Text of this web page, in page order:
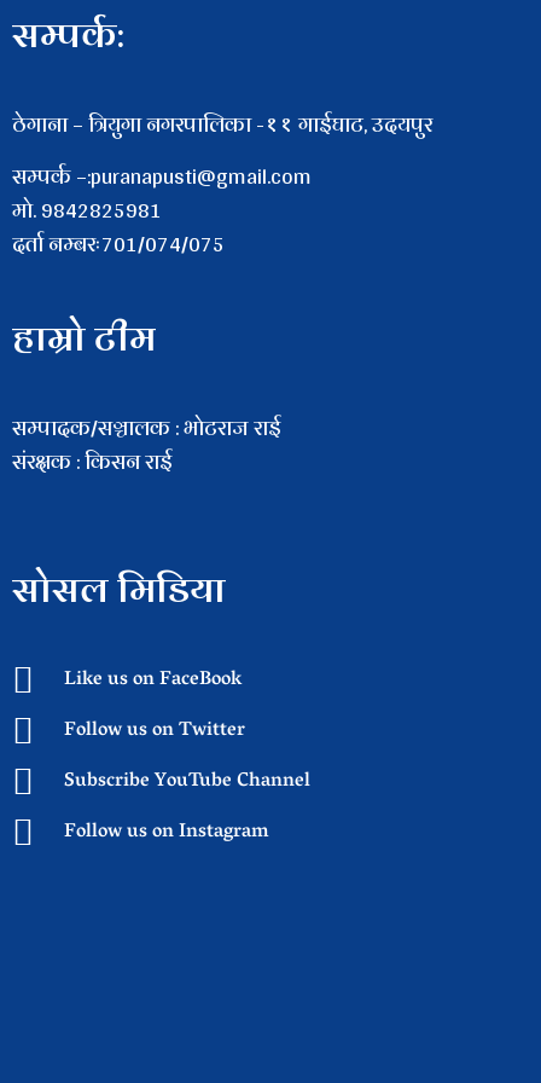
सम्पर्क:
ठेगाना – त्रियुगा नगरपालिका -११ गाईघाट, उदयपुर
सम्पर्क –:puranapusti@gmail.com
माे. 9842825981
दर्ता नम्बरः701/074/075
हाम्रो टीम
सम्पादक/सञ्चालक : भाेटराज राई
संरक्षक : किसन राई
सोसल मिडिया
Like us on FaceBook
Follow us on Twitter
Subscribe YouTube Channel
Follow us on Instagram